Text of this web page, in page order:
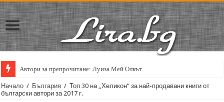
Автори за препрочитане: Луиза Мей Олкът
Начало / България / Топ 30 на „Хеликон“ за най-продавани книги от
български автори за 2017 г.